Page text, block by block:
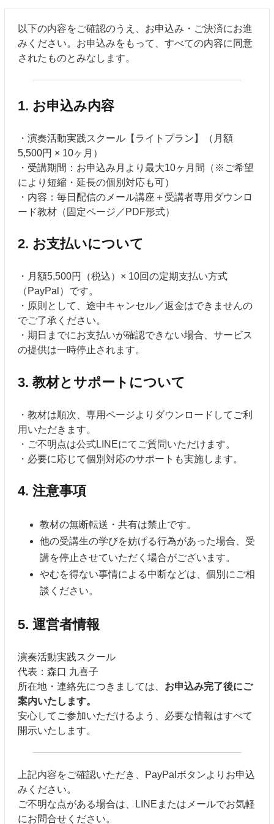
以下の内容をご確認のうえ、お申込み・ご決済にお進
みください。お申込みをもって、すべての内容に同意
されたものとみなします。
1. お申込み内容
・演奏活動実践スクール【ライトプラン】（月額
5,500円 × 10ヶ月）
・受講期間：お申込み月より最大10ヶ月間（※ご希望
により短縮・延長の個別対応も可）
・内容：毎日配信のメール講座＋受講者専用ダウンロ
ード教材（固定ページ／PDF形式）
2. お支払いについて
・月額5,500円（税込）× 10回の定期支払い方式
（PayPal）です。
・原則として、途中キャンセル／返金はできませんの
でご了承ください。
・期日までにお支払いが確認できない場合、サービス
の提供は一時停止されます。
3. 教材とサポートについて
・教材は順次、専用ページよりダウンロードしてご利
用いただきます。
・ご不明点は公式LINEにてご質問いただけます。
・必要に応じて個別対応のサポートも実施します。
4. 注意事項
教材の無断転送・共有は禁止です。
他の受講生の学びを妨げる行為があった場合、受
講を停止させていただく場合がございます。
やむを得ない事情による中断などは、個別にご相
談ください。
5. 運営者情報
演奏活動実践スクール
代表：森口 九喜子
所在地・連絡先につきましては、 お申込み完了後にご
案内いたします。
安心してご参加いただけるよう、必要な情報はすべて
開示いたします。
上記内容をご確認いただき、PayPalボタンよりお申込
みください。
ご不明な点がある場合は、LINEまたはメールでお気軽
にお問合せください。